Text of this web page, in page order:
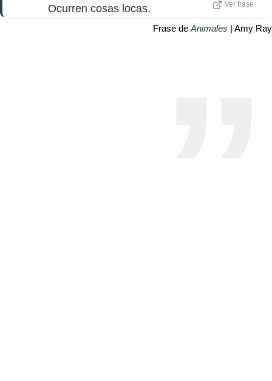
Ocurren cosas locas.
Ver frase
Frase de Animales | Amy Ray